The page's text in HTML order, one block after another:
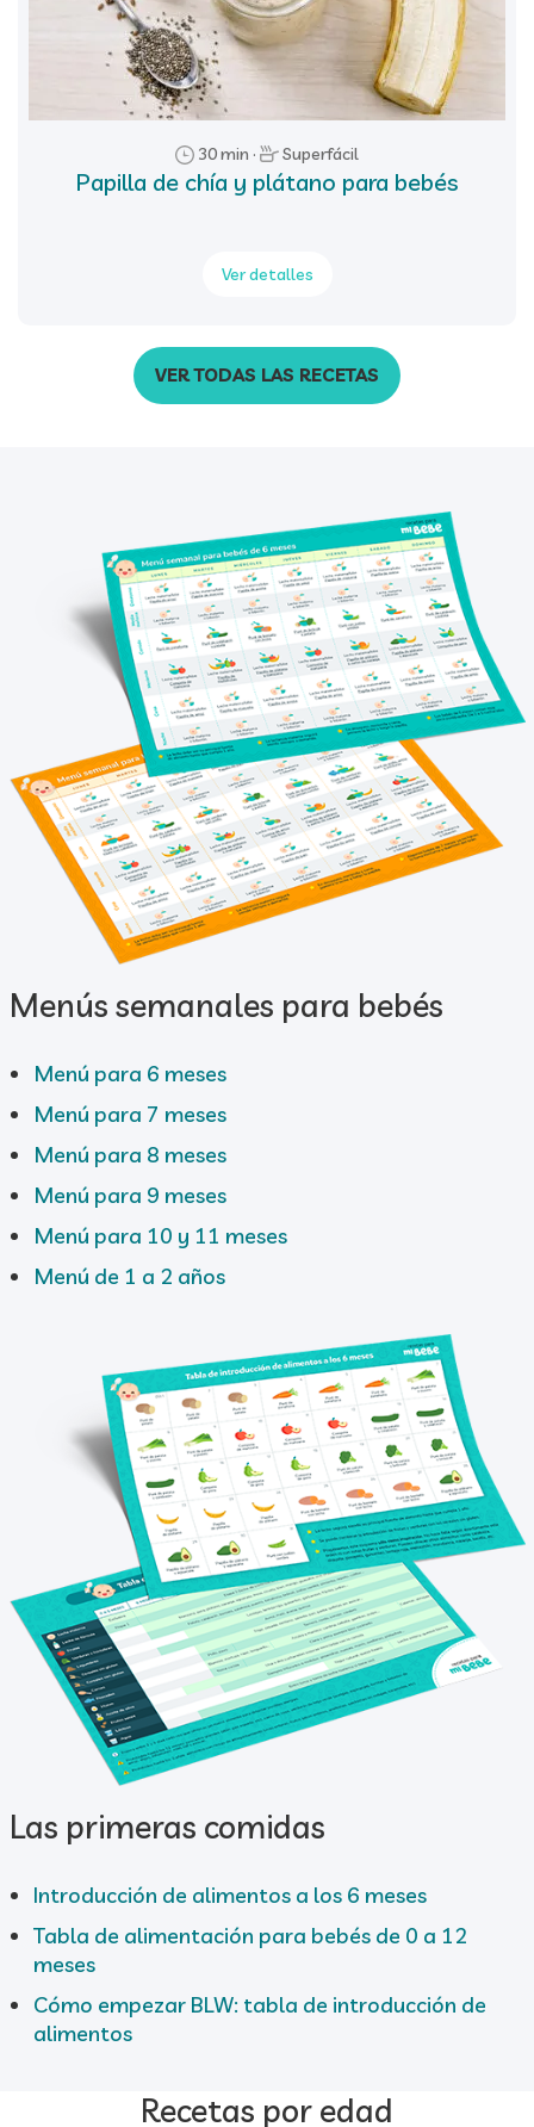
30 min · Superfácil
Papilla de chía y plátano para bebés
Ver detalles
VER TODAS LAS RECETAS
Menús semanales para bebés
Menú para 6 meses
Menú para 7 meses
Menú para 8 meses
Menú para 9 meses
Menú para 10 y 11 meses
Menú de 1 a 2 años
Las primeras comidas
Introducción de alimentos a los 6 meses
Tabla de alimentación para bebés de 0 a 12
meses
Cómo empezar BLW: tabla de introducción de
alimentos
Recetas por edad